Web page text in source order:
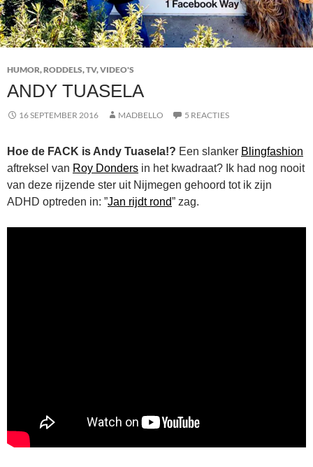
HUMOR,RODDELS,TV,VIDEO'S
ANDY TUASELA
16 SEPTEMBER 2016 MADBELLO 5 REACTIES
Hoe de FACK is Andy Tuasela!? Een slanker Blingfashion
aftreksel van Roy Donders in het kwadraat? Ik had nog nooit
van deze rijzende ster uit Nijmegen gehoord tot ik zijn
ADHD optreden in: ”Jan rijdt rond” zag.